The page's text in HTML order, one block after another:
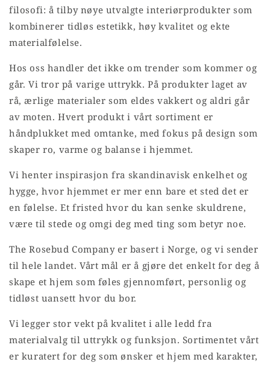
filosofi: å tilby nøye utvalgte interiørprodukter som
kombinerer tidløs estetikk, høy kvalitet og ekte
materialfølelse.
Hos oss handler det ikke om trender som kommer og
går. Vi tror på varige uttrykk. På produkter laget av
rå, ærlige materialer som eldes vakkert og aldri går
av moten. Hvert produkt i vårt sortiment er
håndplukket med omtanke, med fokus på design som
skaper ro, varme og balanse i hjemmet.
Vi henter inspirasjon fra skandinavisk enkelhet og
hygge, hvor hjemmet er mer enn bare et sted det er
en følelse. Et fristed hvor du kan senke skuldrene,
være til stede og omgi deg med ting som betyr noe.
The Rosebud Company er basert i Norge, og vi sender
til hele landet. Vårt mål er å gjøre det enkelt for deg å
skape et hjem som føles gjennomført, personlig og
tidløst uansett hvor du bor.
Vi legger stor vekt på kvalitet i alle ledd fra
materialvalg til uttrykk og funksjon. Sortimentet vårt
er kuratert for deg som ønsker et hjem med karakter,